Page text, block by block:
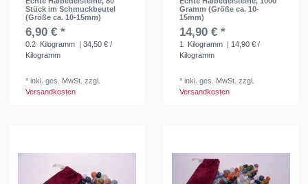
Stück im Schmuckbeutel
(Größe ca. 10-15mm)
6,90 € *
0.2 Kilogramm | 34,50 € /
Kilogramm
*inkl. ges. MwSt. zzgl.
Versandkosten
Gramm (Größe ca. 10-
15mm)
14,90 € *
1 Kilogramm | 14,90 € /
Kilogramm
*inkl. ges. MwSt. zzgl.
Versandkosten